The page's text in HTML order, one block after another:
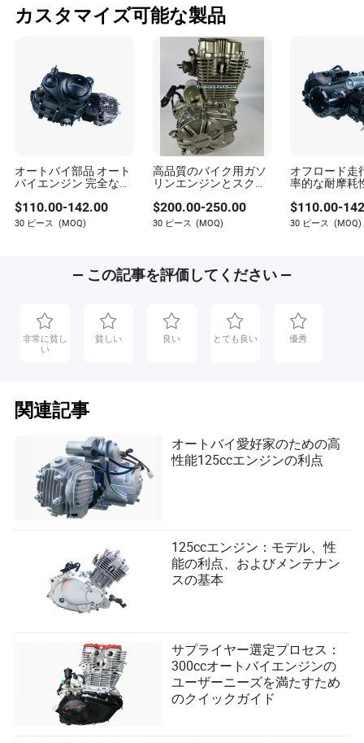
Bayleigh Macdonald
著者
ベイリー・マクドナルドは、自動車および部品業界で
の経験豊富なライターであり、持続可能性評価の実施
を専門としています。自動車業界の環境への影響を理
解することに強い関心を持ち、ベイリーは業界内の持
続可能性実践の複雑さに深く取り組んでいます。
カスタマイズ可能な製品
オートバイ部品 オート
バイエンジン 完全なシ
ゾンシェン ダートバイ
ク 空冷
110cc/125cc/150cc オ
$110.00-142.00
30 ピース (MOQ)
高品質のバイク用ガソ
リンエンジンとスクー
ター用の部品
Bike/Tricycles/Cg125
Cg150/Cg200/Cg250/Cg300/Gy6-
125/150/70cc/90cc/110cc/125cc/
$200.00-250.00
30 ピース (MOQ)
オフロード走
率的な耐摩耗
110cc/150cc/
$110.00-
30 ピース (MOQ)
— この記事を評価してください —
非常に貧し
い
貧しい 良い とても良い 優秀
関連記事
オートバイ愛好家のための高
性能125ccエンジンの利点
125ccエンジン：モデル、性
能の利点、およびメンテナン
スの基本
サプライヤー選定プロセス：
300ccオートバイエンジンの
ユーザーニーズを満たすため
のクイックガイド